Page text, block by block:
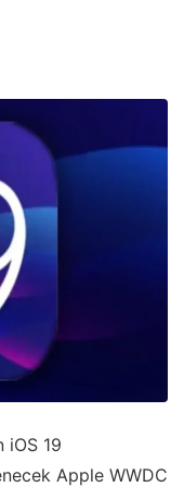
iOS 19
Apple WWDC